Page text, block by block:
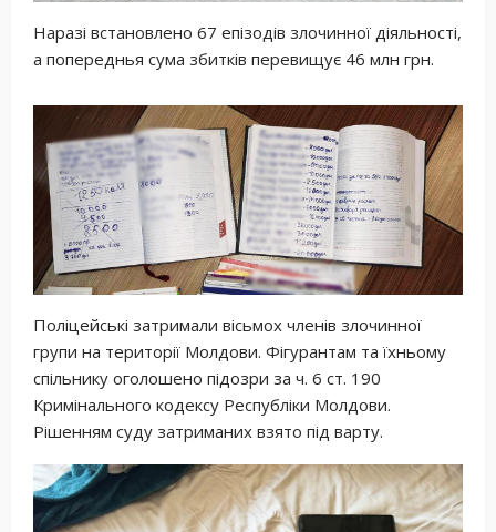
Наразі встановлено 67 епізодів злочинної діяльності,
а попереднья сума збитків перевищує 46 млн грн.
Поліцейські затримали вісьмох членів злочинної
групи на території Молдови. Фігурантам та їхньому
спільнику оголошено підозри за ч. 6 ст. 190
Кримінального кодексу Республіки Молдови.
Рішенням суду затриманих взято під варту.